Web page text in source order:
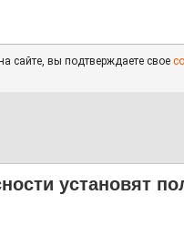
сайте, вы подтверждаете свое
установят